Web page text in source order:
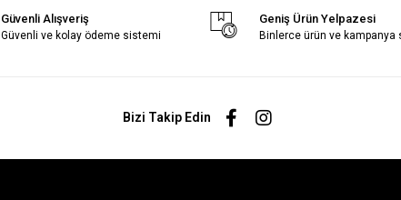
Güvenli Alışveriş
Güvenli ve kolay ödeme sistemi
Geniş Ürün Yelpazesi
Binlerce ürün ve kampanya
Bizi Takip Edin